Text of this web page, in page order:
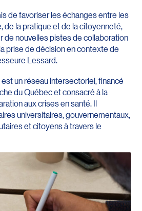
de favoriser les échanges entre les
de la pratique et de la citoyenneté,
de nouvelles pistes de collaboration
prise de décision en contexte de
Lessard.
un réseau intersectoriel, financé
du Québec et consacré à la
aux crises en santé. Il
universitaires, gouvernementaux,
et citoyens à travers le